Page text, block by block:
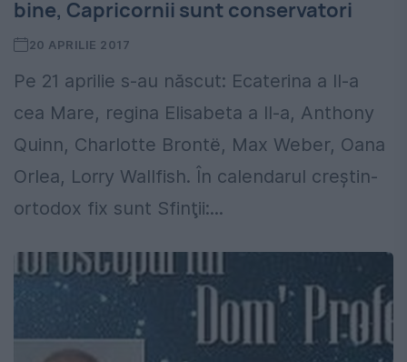
bine, Capricornii sunt conservatori
20 APRILIE 2017
Pe 21 aprilie s-au născut: Ecaterina a II-a
cea Mare, regina Elisabeta a II-a, Anthony
Quinn, Charlotte Brontë, Max Weber, Oana
Orlea, Lorry Wallfish. În calendarul creştin-
ortodox fix sunt Sfinţii:...